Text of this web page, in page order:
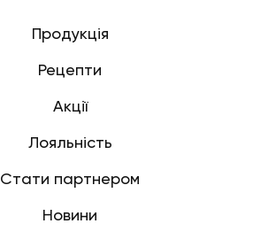
Продукція
Рецепти
Акції
Лояльність
Стати партнером
Новини